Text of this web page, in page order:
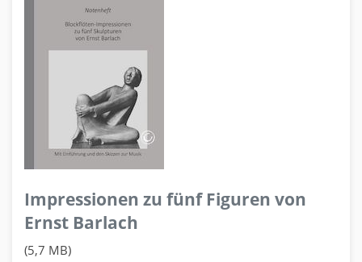
Impressionen zu fünf Figuren von
Ernst Barlach
(5,7 MB)